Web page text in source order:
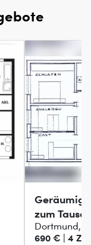
zum Tausch
Dortmund,
690 € | 4 Zi.